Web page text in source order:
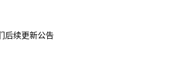
后续更新公告